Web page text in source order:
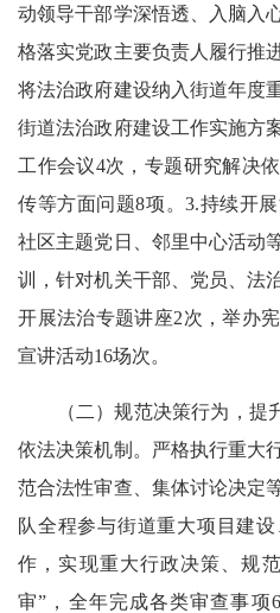
动领导干部学深悟透、入脑入
格落实党政主要负责人履行推
将法治政府建设纳入街道年度
街道法治政府建设工作实施方
工作会议4次，专题研究解决
传等方面问题8项。3.持续开
社区主题党日、邻里中心活动
训，针对机关干部、党员、法
开展法治专题讲座2次，举办
宣讲活动16场次。
（二）规范决策行为，提
依法决策机制。严格执行重大
范合法性审查、集体讨论决定
队全程参与街道重大项目建
作，实现重大行政决策、规
审”，全年完成各类审查事项